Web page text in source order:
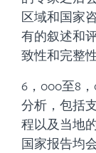
区域和国家
有的叙述和
致性和完整
6，000至8
分析，包括
程以及当地
国家报告均